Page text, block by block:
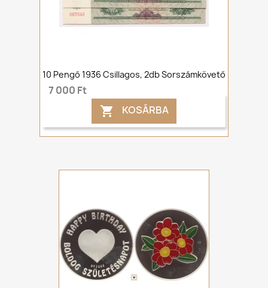
10 Pengő 1936 Csillagos, 2db Sorszámkövető
7 000 Ft
 KOSÁRBA